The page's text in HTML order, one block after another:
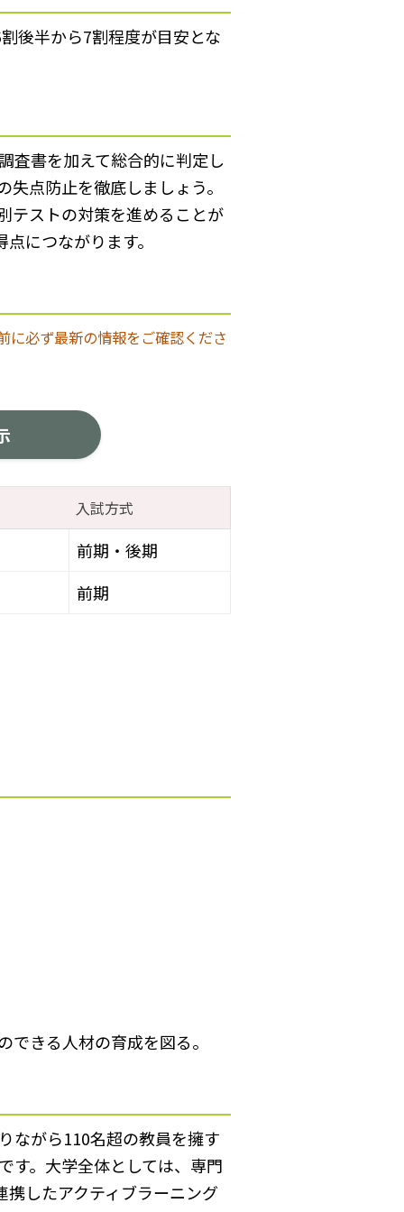
後半から7割程度が目安とな
査書を加えて総合的に判定し
点防止を徹底しましょう。
テストの対策を進めることが
につながります。
必ず最新の情報をご確認くださ
入試方式
前期・後期
前期
きる人材の育成を図る。
ながら110名超の教員を擁す
す。大学全体としては、専門
したアクティブラーニング